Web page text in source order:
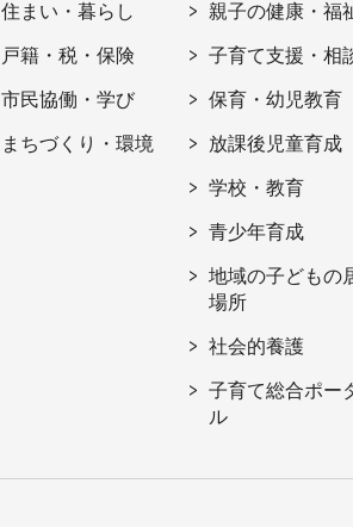
住まい・暮らし
戸籍・税・保険
市民協働・学び
まちづくり・環境
親子の健康・福
子育て支援・相
保育・幼児教育
放課後児童育成
学校・教育
青少年育成
地域の子どもの
場所
社会的養護
子育て総合ポー
ル